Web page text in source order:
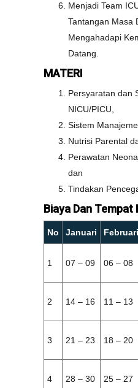
Menjadi Team
Tantangan Masa
Mengahadapi
Datang.
MATERI
Persyaratan dan
NICU/PICU,
Sistem
Nutrisi Parental
Perawatan
dan
Tindakan
Biaya Dan
No Januari Februari
1 07 – 09 06 – 08
2 14 – 16 11 – 13
3 21 – 23 18 – 20
4 28 – 30 25 – 27